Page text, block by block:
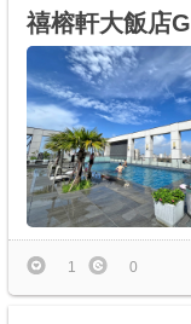
禧榕軒大飯店
1 0